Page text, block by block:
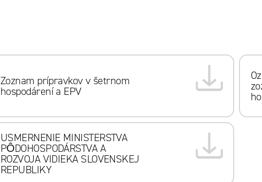
Zoznam prípravkov v šetrnom
hospodárení a EPV
USMERNENIE MINISTERSTVA
PÔDOHOSPODÁRSTVA A
ROZVOJA VIDIEKA SLOVENSKEJ
REPUBLIKY